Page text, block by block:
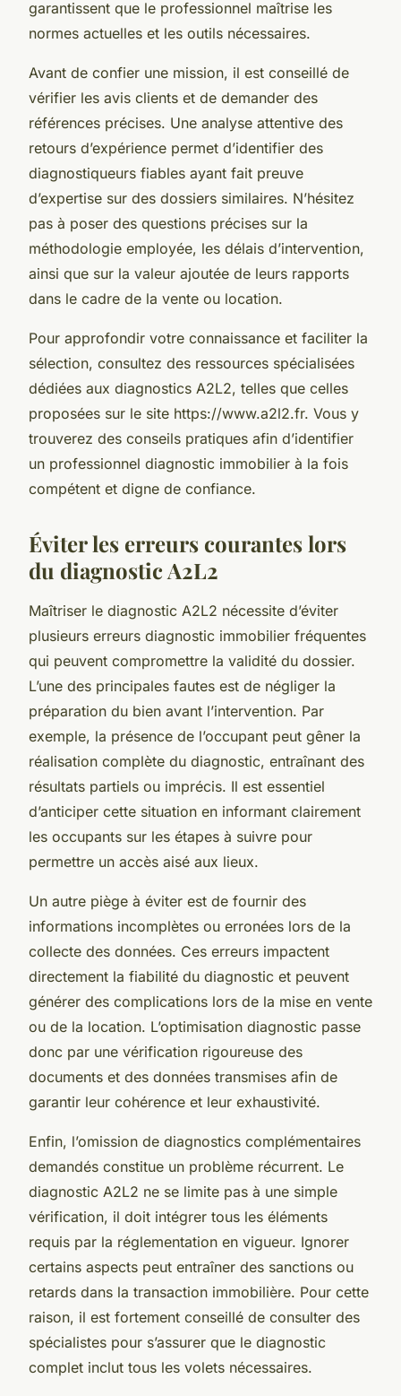
garantissent que le professionnel maîtrise les
normes actuelles et les outils nécessaires.
Avant de confier une mission, il est conseillé de
vérifier les avis clients et de demander des
références précises. Une analyse attentive des
retours d’expérience permet d’identifier des
diagnostiqueurs fiables ayant fait preuve
d’expertise sur des dossiers similaires. N’hésitez
pas à poser des questions précises sur la
méthodologie employée, les délais d’intervention,
ainsi que sur la valeur ajoutée de leurs rapports
dans le cadre de la vente ou location.
Pour approfondir votre connaissance et faciliter la
sélection, consultez des ressources spécialisées
dédiées aux diagnostics A2L2, telles que celles
proposées sur le site https://www.a2l2.fr. Vous y
trouverez des conseils pratiques afin d’identifier
un professionnel diagnostic immobilier à la fois
compétent et digne de confiance.
Éviter les erreurs courantes lors
du diagnostic A2L2
Maîtriser le diagnostic A2L2 nécessite d’éviter
plusieurs erreurs diagnostic immobilier fréquentes
qui peuvent compromettre la validité du dossier.
L’une des principales fautes est de négliger la
préparation du bien avant l’intervention. Par
exemple, la présence de l’occupant peut gêner la
réalisation complète du diagnostic, entraînant des
résultats partiels ou imprécis. Il est essentiel
d’anticiper cette situation en informant clairement
les occupants sur les étapes à suivre pour
permettre un accès aisé aux lieux.
Un autre piège à éviter est de fournir des
informations incomplètes ou erronées lors de la
collecte des données. Ces erreurs impactent
directement la fiabilité du diagnostic et peuvent
générer des complications lors de la mise en vente
ou de la location. L’optimisation diagnostic passe
donc par une vérification rigoureuse des
documents et des données transmises afin de
garantir leur cohérence et leur exhaustivité.
Enfin, l’omission de diagnostics complémentaires
demandés constitue un problème récurrent. Le
diagnostic A2L2 ne se limite pas à une simple
vérification, il doit intégrer tous les éléments
requis par la réglementation en vigueur. Ignorer
certains aspects peut entraîner des sanctions ou
retards dans la transaction immobilière. Pour cette
raison, il est fortement conseillé de consulter des
spécialistes pour s’assurer que le diagnostic
complet inclut tous les volets nécessaires.